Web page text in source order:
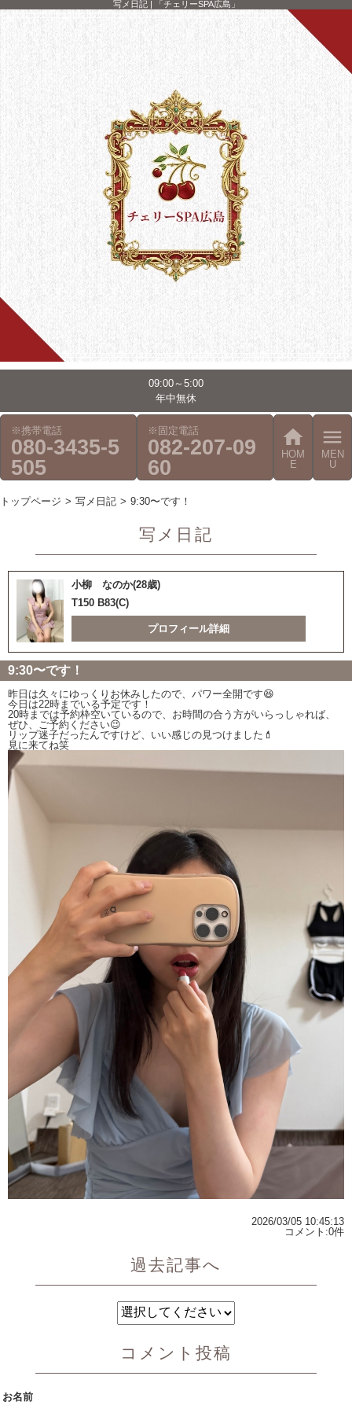
写メ日記 | 「チェリーSPA広島」
09:00～5:00
年中無休
※携帯電話
080-3435-5
505
※固定電話
082-207-09
60
home
HOM
E
menu
MEN
U
トップページ 写メ日記 9:30〜です！
写メ日記
小柳 なのか(28歳)
T150 B83(C)
プロフィール詳細
9:30〜です！
昨日は久々にゆっくりお休みしたので、パワー全開です😆
今日は22時までいる予定です！
20時までは予約枠空いているので、お時間の合う方がいらっしゃれば、
ぜひ、ご予約ください😉
リップ迷子だったんですけど、いい感じの見つけました💄
見に来てね笑
2026/03/05 10:45:13
コメント:0件
過去記事へ
コメント投稿
お名前